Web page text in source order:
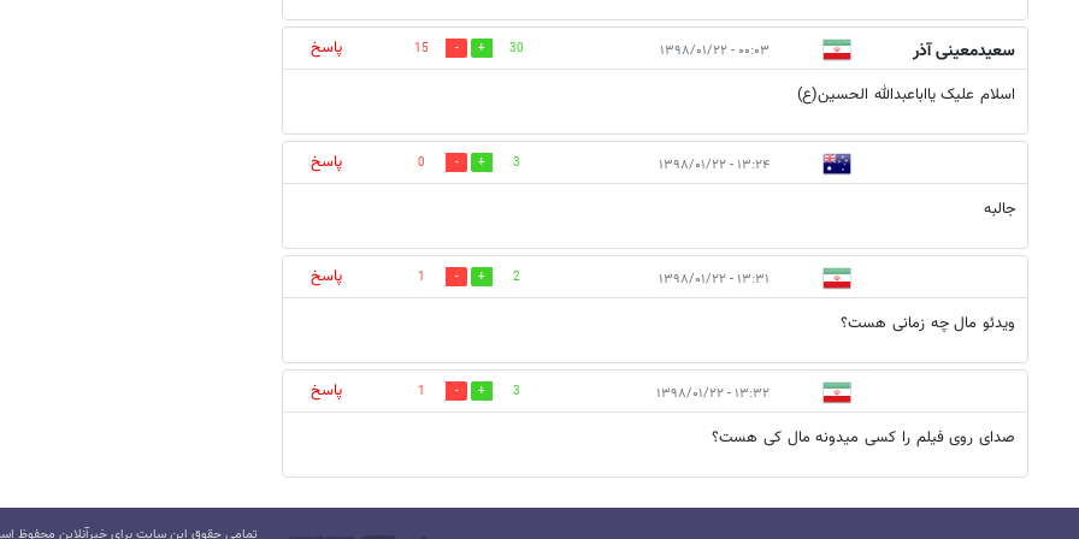
سعیدمعینی آذر ۰۰:۰۳ - ۱۳۹۸/۰۱/۲۲ 30
15
پاسخ
اسلام علیک یااباعبدالله الحسین(ع)
۱۳:۲۴ - ۱۳۹۸/۰۱/۲۲ 3
0
پاسخ
جالبه
۱۳:۳۱ - ۱۳۹۸/۰۱/۲۲ 2
1
پاسخ
ویدئو مال چه زمانی هست؟
۱۳:۳۲ - ۱۳۹۸/۰۱/۲۲ 3
1
پاسخ
صدای روی فیلم را کسی میدونه مال کی هست؟
تمامی حقوق این سایت برای خبرآنلاین محفوظ